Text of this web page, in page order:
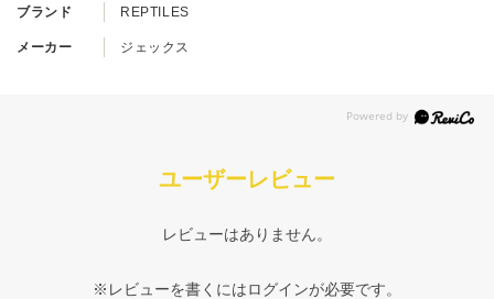
ブランド REPTILES
メーカー ジェックス
ユーザーレビュー
レビューはありません。
※レビューを書くにはログインが必要です。